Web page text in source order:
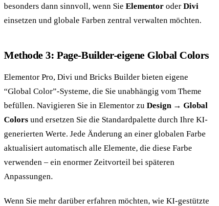
besonders dann sinnvoll, wenn Sie Elementor oder Divi
einsetzen und globale Farben zentral verwalten möchten.
Methode 3: Page-Builder-eigene Global Colors
Elementor Pro, Divi und Bricks Builder bieten eigene
“Global Color”-Systeme, die Sie unabhängig vom Theme
befüllen. Navigieren Sie in Elementor zu Design → Global
Colors und ersetzen Sie die Standardpalette durch Ihre KI-
generierten Werte. Jede Änderung an einer globalen Farbe
aktualisiert automatisch alle Elemente, die diese Farbe
verwenden – ein enormer Zeitvorteil bei späteren
Anpassungen.
Wenn Sie mehr darüber erfahren möchten, wie KI-gestützte